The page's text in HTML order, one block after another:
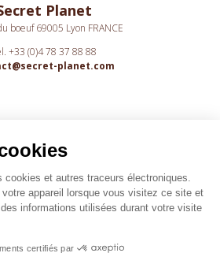
Planet
boeuf 69005 Lyon FRANCE
+33 (0)4 78 37 88 88
planet.com
Youtube
Podcast
CGV
cookies et autres traceurs électroniques.
appareil lorsque vous visitez ce site et
informations utilisées durant votre visite
certifiés par